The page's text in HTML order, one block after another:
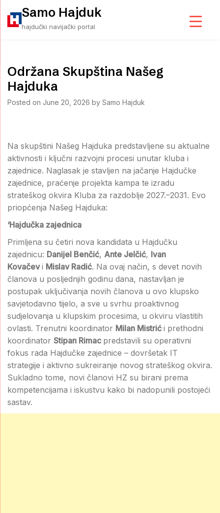
content
Samo Hajduk
hajdučki navijački portal
Održana Skupština Našeg
Hajduka
Posted on June 20, 2026 by Samo Hajduk
Na skupštini Našeg Hajduka predstavljene su aktualne
aktivnosti i ključni razvojni procesi unutar kluba i
zajednice. Naglasak je stavljen na jačanje Hajdučke
zajednice, praćenje projekta kampa te izradu
strateškog okvira Kluba za razdoblje 2027.–2031. Evo
priopćenja Našeg Hajduka:
‘Hajdučka zajednica
Primljena su četiri nova kandidata u Hajdučku
zajednicu: Danijel Benčić, Ante Jelčić, Ivan
Kovačevi Mislav Radić. Na ovaj način, s devet novih
članova u posljednjih godinu dana, nastavljan je
postupak uključivanja novih članova u ovo klupsko
savjetodavno tijelo, a sve u svrhu proaktivnog
sudjelovanja u klupskim procesima, u okviru vlastitih
ovlasti. Trenutni koordinator Milan Mistrić i prethodni
koordinator Stipan Rimac predstavili su operativni
fokus rada Hajdučke zajednice – dovršetak IT
strategije i aktivno sukreiranje novog strateškog okvira.
Sukladno tome, novi članovi HZ su birani prema
kompetencijama i iskustvu kako bi nadopunili postojeći
sastav.